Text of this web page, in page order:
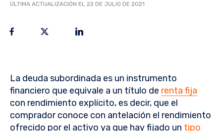
ÚLTIMA ACTUALIZACIÓN EL 22 DE JULIO DE 2021
La deuda subordinada es un instrumento
financiero que equivale a un título de renta fija
con rendimiento explícito, es decir, que el
comprador conoce con antelación el rendimiento
ofrecido por el activo ya que hay fijado un tipo